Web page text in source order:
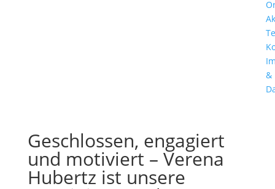
&
Geschlossen, engagiert
und motiviert – Verena
Hubertz ist unsere